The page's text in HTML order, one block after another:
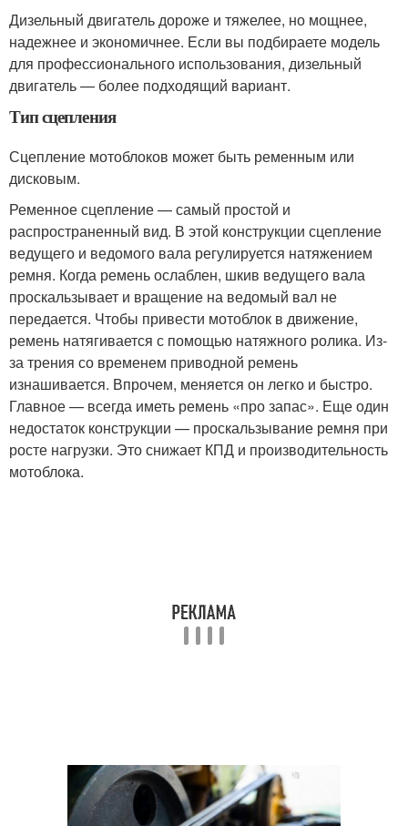
Дизельный двигатель дороже и тяжелее, но мощнее,
надежнее и экономичнее. Если вы подбираете модель
для профессионального использования, дизельный
двигатель — более подходящий вариант.
Тип сцепления
Сцепление мотоблоков может быть ременным или
дисковым.
Ременное сцепление — самый простой и
распространенный вид. В этой конструкции сцепление
ведущего и ведомого вала регулируется натяжением
ремня. Когда ремень ослаблен, шкив ведущего вала
проскальзывает и вращение на ведомый вал не
передается. Чтобы привести мотоблок в движение,
ремень натягивается с помощью натяжного ролика. Из-
за трения со временем приводной ремень
изнашивается. Впрочем, меняется он легко и быстро.
Главное — всегда иметь ремень «про запас». Еще один
недостаток конструкции — проскальзывание ремня при
росте нагрузки. Это снижает КПД и производительность
мотоблока.